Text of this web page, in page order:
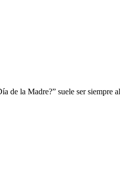
de la Madre?” suele ser